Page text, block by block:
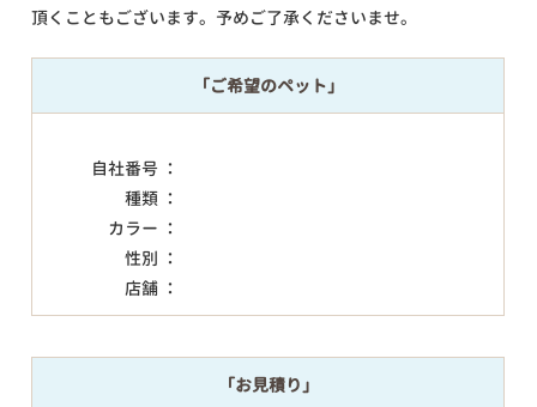
頂くこともございます。予めご了承くださいませ。
「ご希望のペット」
自社番号 ：
種類 ：
カラー ：
性別 ：
店舗 ：
「お見積り」